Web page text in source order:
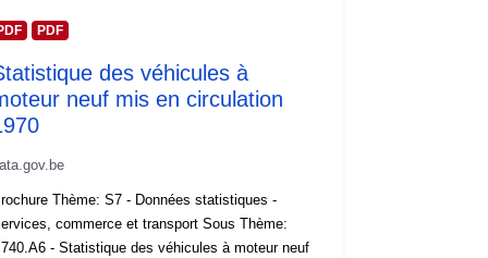
PDF
des véhicules à
neuf mis en circulation
Thème: S7 - Données statistiques -
commerce et transport Sous Thème:
- Statistique des véhicules à moteur neuf